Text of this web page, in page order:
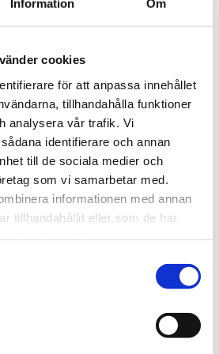
Information Om
cookies
för att anpassa innehållet
tillhandahålla funktioner
analysera vår trafik. Vi
identifierare och annan
till de sociala medier och
som vi samarbetar med.
informationen med annan
tillhandahållit eller som de har
i vardagen
långa arbetsdagar....
matta skyddar originalgolvet mot
och bidrar till...